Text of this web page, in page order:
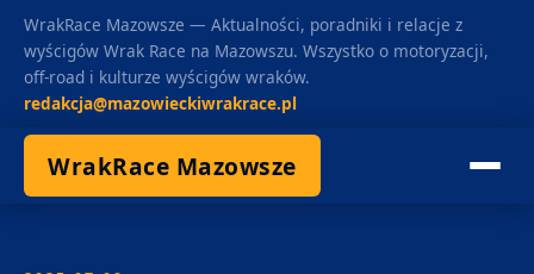
WrakRace Mazowsze — Aktualności, poradniki i relacje z
wyścigów Wrak Race na Mazowszu. Wszystko o motoryzacji,
off-road i kulturze wyścigów wraków.
redakcja@mazowieckiwrakrace.pl
WrakRace Mazowsze